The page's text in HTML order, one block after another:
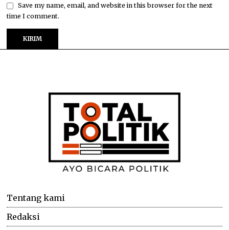
Save my name, email, and website in this browser for the next
time I comment.
Tentang kami
Redaksi